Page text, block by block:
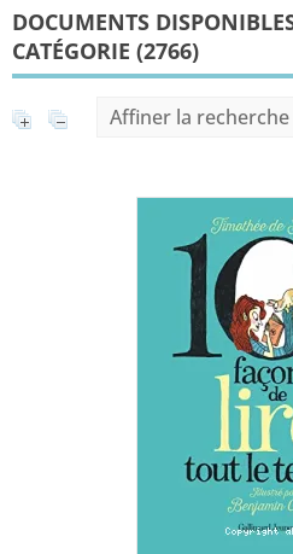
DOCUMENTS
CATÉGORIE (2766)
Affiner la recherche